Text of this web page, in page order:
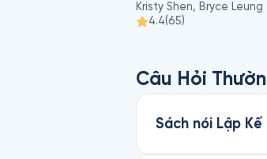
Kristy Shen, Bryce Leung
4.4(65)
Câu Hỏi
Sách nói Lập